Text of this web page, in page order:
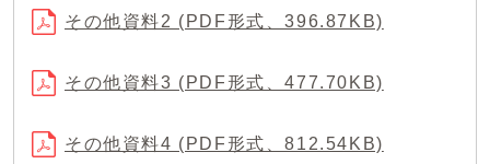
その他資料2 (PDF形式、396.87KB)
その他資料3 (PDF形式、477.70KB)
その他資料4 (PDF形式、812.54KB)